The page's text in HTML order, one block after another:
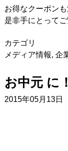
お得なクーポンも
是非手にとってご
カテゴリ
メディア情報, 企
お中元 に
2015年05月13日